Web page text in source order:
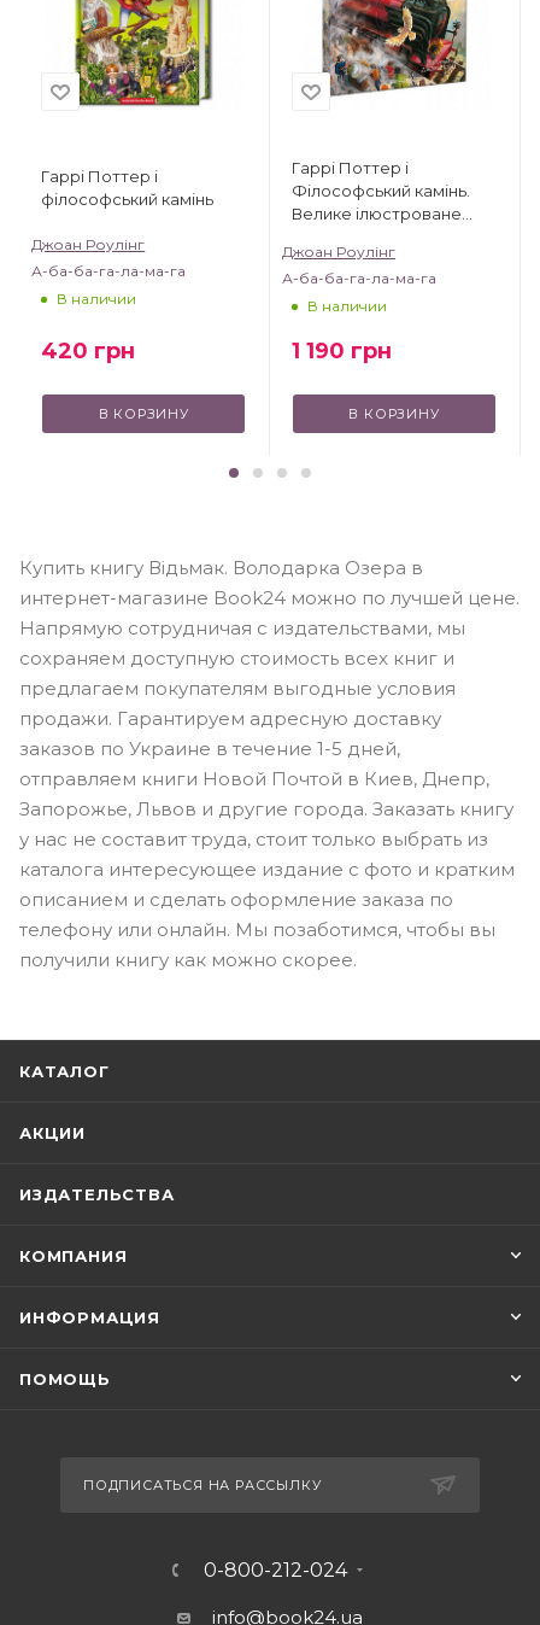
Гаррі Поттер і
філософський камінь
Джоан Роулінг
А-ба-ба-га-ла-ма-га
В наличии
420 грн
В КОРЗИНУ
Гаррі Поттер і
Філософський камінь.
Велике ілюстроване
Джоан Роулінг
А-ба-ба-га-ла-ма-га
В наличии
1 190 грн
В КОРЗИНУ
Купить книгу Відьмак. Володарка Озера в
интернет-магазине Book24 можно по лучшей цене.
Напрямую сотрудничая с издательствами, мы
сохраняем доступную стоимость всех книг и
предлагаем покупателям выгодные условия
продажи. Гарантируем адресную доставку
заказов по Украине в течение 1-5 дней,
отправляем книги Новой Почтой в Киев, Днепр,
Запорожье, Львов и другие города. Заказать книгу
у нас не составит труда, стоит только выбрать из
каталога интересующее издание с фото и кратким
описанием и сделать оформление заказа по
телефону или онлайн. Мы позаботимся, чтобы вы
получили книгу как можно скорее.
КАТАЛОГ
АКЦИИ
ИЗДАТЕЛЬСТВА
КОМПАНИЯ
ИНФОРМАЦИЯ
ПОМОЩЬ
ПОДПИСАТЬСЯ НА РАССЫЛКУ
0-800-212-024
info@book24.ua